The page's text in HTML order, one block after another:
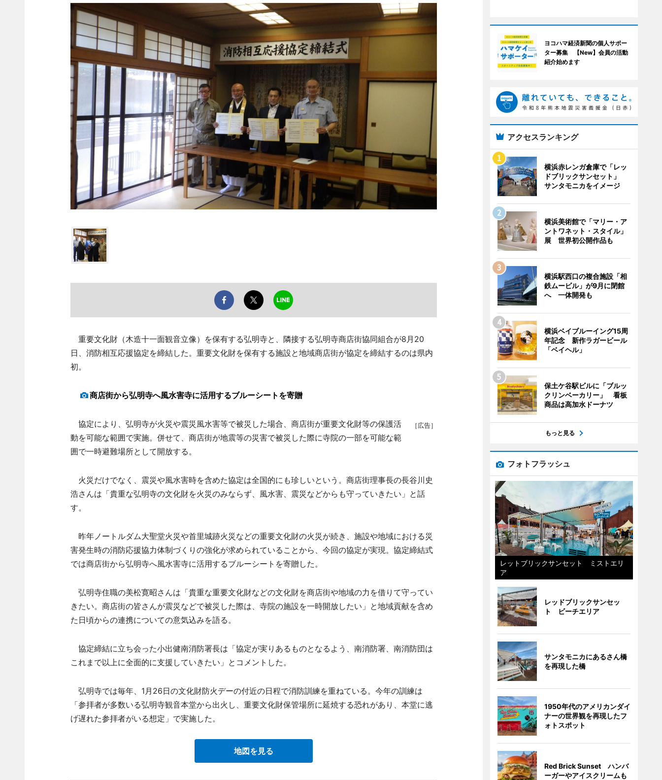
重要文化財（木造十一面観音立像）を保有する弘明寺と、隣接する弘明寺商店街協同組合が8月20
日、消防相互応援協定を締結した。重要文化財を保有する施設と地域商店街が協定を締結するのは県内
初。
商店街から弘明寺へ風水害寺に活用するブルーシートを寄贈
［広告］
協定により、弘明寺が火災や震災風水害等で被災した場合、商店街が重要文化財等の保護活
動を可能な範囲で実施。併せて、商店街が地震等の災害で被災した際に寺院の一部を可能な範
囲で一時避難場所として開放する。
火災だけでなく、震災や風水害時を含めた協定は全国的にも珍しいという。商店街理事長の長谷川史
浩さんは「貴重な弘明寺の文化財を火災のみならず、風水害、震災などからも守っていきたい」と話
す。
昨年ノートルダム大聖堂火災や首里城跡火災などの重要文化財の火災が続き、施設や地域における災
害発生時の消防応援協力体制づくりの強化が求められていることから、今回の協定が実現。協定締結式
では商店街から弘明寺へ風水害寺に活用するブルーシートを寄贈した。
弘明寺住職の美松寛昭さんは「貴重な重要文化財などの文化財を商店街や地域の力を借りて守ってい
きたい。商店街の皆さんが震災などで被災した際は、寺院の施設を一時開放したい」と地域貢献を含め
た日頃からの連携についての意気込みを語る。
協定締結に立ち会った小出健南消防署長は「協定が実りあるものとなるよう、南消防署、南消防団は
これまで以上に全面的に支援していきたい」とコメントした。
弘明寺では毎年、1月26日の文化財防火デーの付近の日程で消防訓練を重ねている。今年の訓練は
「参拝者が多数いる弘明寺観音本堂から出火し、重要文化財保管場所に延焼する恐れがあり、本堂に逃
げ遅れた参拝者がいる想定」で実施した。
地図を見る
ヨコハマ経済新聞の個人サポー
ター募集 【New】会員の活動
紹介始めます
アクセスランキング
横浜赤レンガ倉庫で「レッ
ドブリックサンセット」
サンタモニカをイメージ
横浜美術館で「マリー・ア
ントワネット・スタイル」
展 世界初公開作品も
横浜駅西口の複合施設「相
鉄ムービル」が9月に閉館
へ 一体開発も
横浜ベイブルーイング15周
年記念 新作ラガービール
「ベイヘル」
保土ケ谷駅ビルに「ブルッ
クリンベーカリー」 看板
商品は高加水ドーナツ
もっと見る
フォトフラッシュ
レットブリックサンセット ミストエリ
ア
レッドブリックサンセッ
ト ビーチエリア
サンタモニカにあるさん橋
を再現した橋
1950年代のアメリカンダイ
ナーの世界観を再現したフ
ォトスポット
Red Brick Sunset ハンバ
ーガーやアイスクリームも